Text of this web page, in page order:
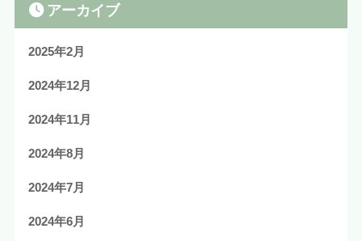
アーカイブ
2025年2月
2024年12月
2024年11月
2024年8月
2024年7月
2024年6月